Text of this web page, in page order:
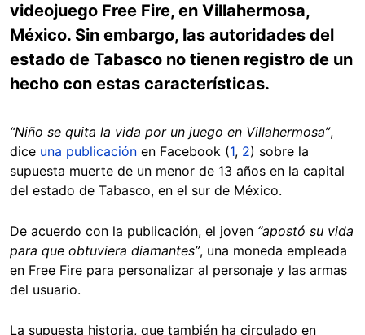
videojuego Free Fire, en Villahermosa,
México. Sin embargo, las autoridades del
estado de Tabasco no tienen registro de un
hecho con estas características.
“Niño se quita la vida por un juego en Villahermosa”,
dice una publicación en Facebook (1, 2) sobre la
supuesta muerte de un menor de 13 años en la capital
del estado de Tabasco, en el sur de México.
De acuerdo con la publicación, el joven “apostó su vida
para que obtuviera diamantes”, una moneda empleada
en Free Fire para personalizar al personaje y las armas
del usuario.
La supuesta historia, que también ha circulado en